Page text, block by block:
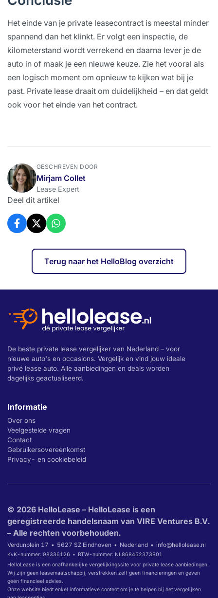
Het einde van je private leasecontract is meestal minder
spannend dan het klinkt. Er volgt een inspectie, de
kilometerstand wordt verrekend en daarna lever je de
auto in of maak je een nieuwe keuze. Zie het vooral als
een logisch moment om opnieuw te kijken wat bij je
past. Private lease draait om duidelijkheid – en dat geldt
ook voor het einde van het contract.
GESCHREVEN DOOR
Mirjam Collet
Lease Expert
Deel dit artikel
Terug naar het HelloBlog overzicht
De beste private lease vergelijker van Nederland – voor
nieuwe auto's en occasions. Vergelijk en vind jouw ideale
privé lease auto. Alle aanbiedingen en deals worden
dagelijks geactualiseerd.
Informatie
Over ons
Veelgestelde vragen
Contact
Gebruikersovereenkomst
Privacy- en cookiebeleid
© 2026 HelloLease – HelloLease is een
geregistreerde handelsnaam van VIRE Ventures B.V.
– Alle rechten voorbehouden.
Verdunplein 17 5627 SZ Eindhoven Nederland info@hellolease.nl
KvK-nummer: 98336126
BTW-nummer: NL868452373B01
HelloLease is een onafhankelijke vergelijkingssite voor private lease aanbiedingen.
Wij zijn geen leasemaatschappij, verstrekken zelf geen financieringen en geven
géén financieel advies.
Onze website biedt enkel informatieve content om je te helpen bij het vergelijken